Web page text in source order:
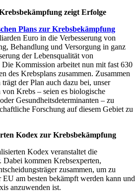
zeigt Erfolge
Plans zur Krebsbekämpfung
Euro in die Verbesserung von
Behandlung und Versorgung in ganz
der Lebensqualität von
Kommission arbeitet nun mit fast 630
des Krebsplans zusammen. Zusammen
der Plan auch dazu bei, unser
Krebs – seien es biologische
Gesundheitsdeterminanten – zu
Forschung auf diesem Gebiet zu
Kodex zur Krebsbekämpfung
Kodex veranstaltet die
. Dabei kommen Krebsexperten,
zusammen, um zu
am besten bekämpft werden kann und
anzuwenden ist.